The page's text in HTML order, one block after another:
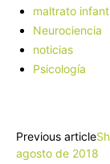
maltrato
Neurociencia
noticias
Psicología
Previous article
agosto de 2018